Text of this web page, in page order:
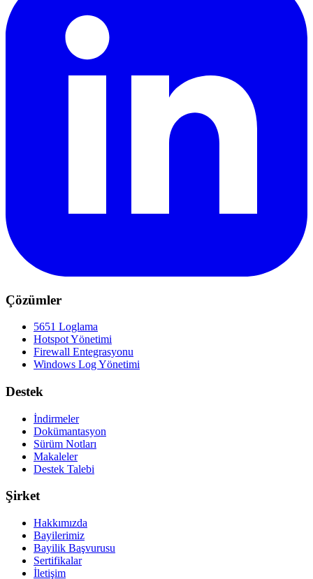
Çözümler
5651 Loglama
Hotspot Yönetimi
Firewall Entegrasyonu
Windows Log Yönetimi
Destek
İndirmeler
Dokümantasyon
Sürüm Notları
Makaleler
Destek Talebi
Şirket
Hakkımızda
Bayilerimiz
Bayilik Başvurusu
Sertifikalar
İletişim